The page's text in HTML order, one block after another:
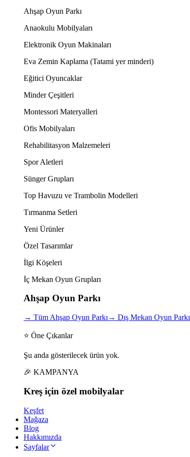
Ahşap Oyun Parkı
Anaokulu Mobilyaları
Elektronik Oyun Makinaları
Eva Zemin Kaplama (Tatami yer minderi)
Eğitici Oyuncaklar
Minder Çeşitleri
Montessori Materyalleri
Ofis Mobilyaları
Rehabilitasyon Malzemeleri
Spor Aletleri
Sünger Grupları
Top Havuzu ve Trambolin Modelleri
Tırmanma Setleri
Yeni Ürünler
Özel Tasarımlar
İlgi Köşeleri
İç Mekan Oyun Grupları
Ahşap Oyun Parkı
→ Tüm Ahşap Oyun Parkı → Dış Mekan Oyun Parkı
⭐ Öne Çıkanlar
Şu anda gösterilecek ürün yok.
🎉 KAMPANYA
Kreş için özel mobilyalar
Keşfet
Mağaza
Blog
Hakkımızda
Sayfalar